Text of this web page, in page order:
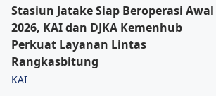
Stasiun Jatake Siap Beroperasi Awal
2026, KAI dan DJKA Kemenhub
Perkuat Layanan Lintas
Rangkasbitung
KAI